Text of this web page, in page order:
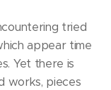
tried
appear time
Yet there is
works, pieces